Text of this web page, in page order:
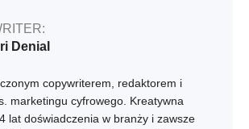
Denial
copywriterem, redaktorem i
marketingu cyfrowego. Kreatywna
lat doświadczenia w branży i zawsze